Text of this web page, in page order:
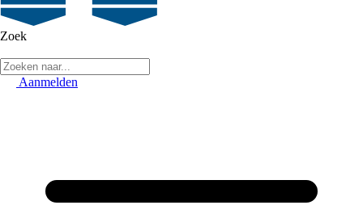
Zoek
Aanmelden